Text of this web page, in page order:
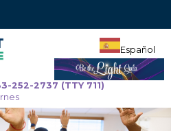
252-2737 (TTY 711)
Español